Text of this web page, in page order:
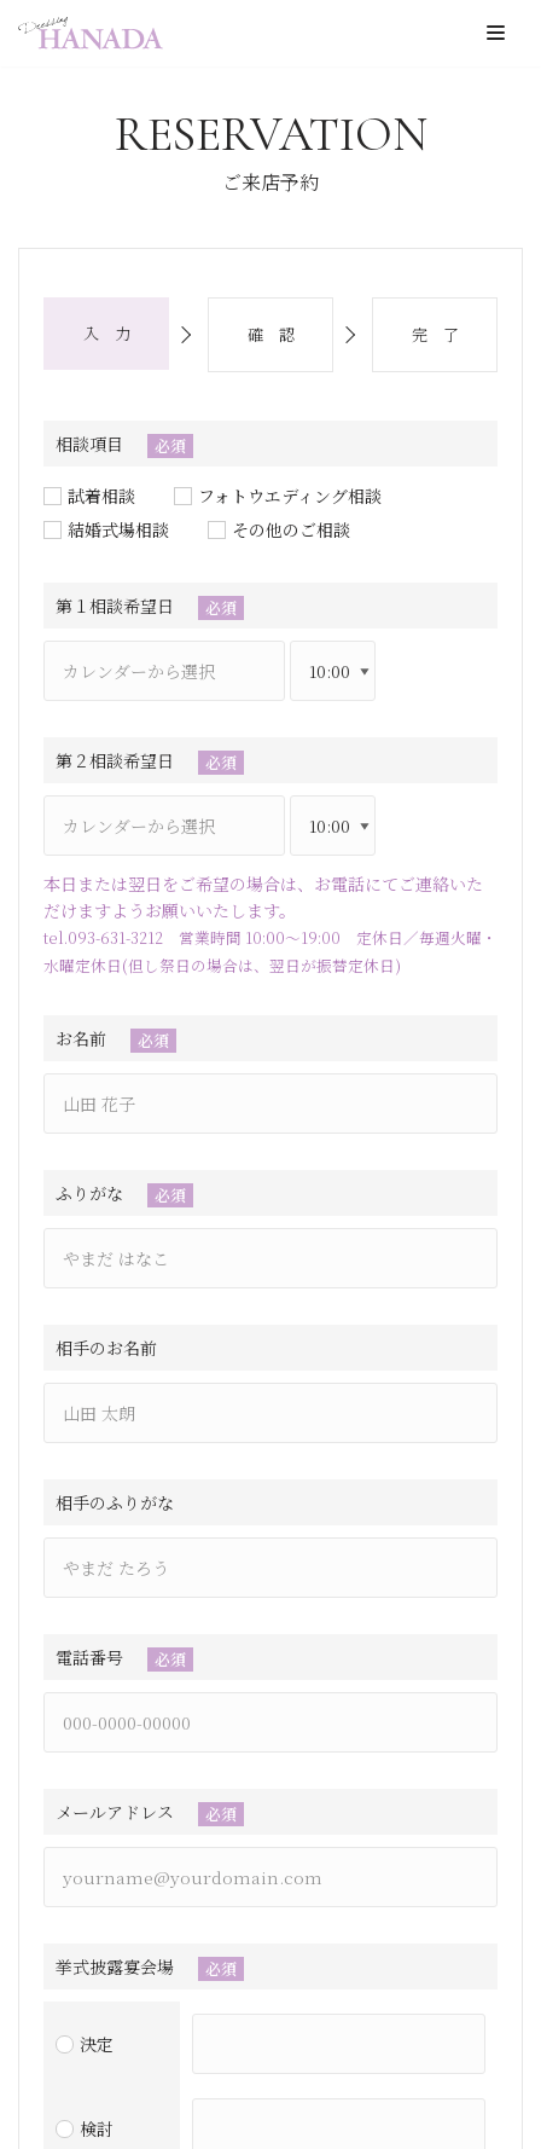
RESERVATION
ご来店予約
入 力 確 認 完 了
相談項目 必須
試着相談
フォトウエディング相談
結婚式場相談
その他のご相談
第１相談希望日 必須
第２相談希望日 必須
本日または翌日をご希望の場合は、お電話にてご連絡いた
だけますようお願いいたします。
tel.093-631-3212 営業時間 10:00～19:00 定休日／毎週火曜・
水曜定休日(但し祭日の場合は、翌日が振替定休日)
お名前 必須
ふりがな 必須
相手のお名前
相手のふりがな
電話番号 必須
メールアドレス 必須
挙式披露宴会場 必須
決定
検討